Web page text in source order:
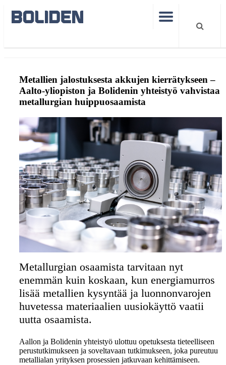
Metallien jalostuksesta akkujen kierrätykseen –
Aalto-yliopiston ja Bolidenin yhteistyö vahvistaa
metallurgian huippuosaamista
Metallurgian osaamista tarvitaan nyt
enemmän kuin koskaan, kun energiamurros
lisää metallien kysyntää ja luonnonvarojen
huvetessa materiaalien uusiokäyttö vaatii
uutta osaamista.
Aallon ja Bolidenin yhteistyö ulottuu opetuksesta tieteelliseen
perustutkimukseen ja soveltavaan tutkimukseen, joka pureutuu
metallialan yrityksen prosessien jatkuvaan kehittämiseen.